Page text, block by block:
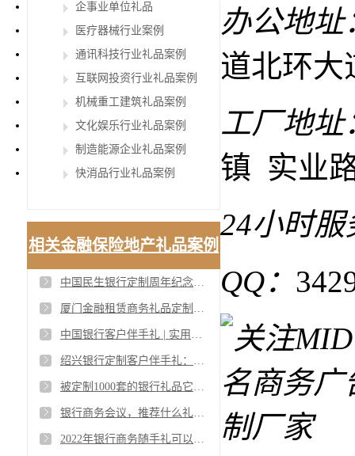
企事业单位礼品
医疗器械行业案例
通讯科技行业礼品案例
互联网投资行业礼品案例
机械重工建筑礼品案例
文化娱乐行业礼品案例
制造能源企业礼品案例
快消品行业礼品案例
相关金融保险地产礼品案例
中国民生银行定制周年纪念礼品：红色礼盒，传承与实用的象征
厦门金融租赁商务礼品定制：Midu礼品为您打造高端品质
中国银行客户伴手礼 | 实用又有面的定制好礼
绍兴银行定制客户伴手礼：一份充满关怀的实用礼盒
被定制1000套的银行礼品它会是什么呢？
银行商务会议，推荐什么礼品才是最靠谱的呢？
2022年银行商务随手礼可以这么推荐了
办公地址
道北环大
工厂地址
镇 实业
24小时
QQ：